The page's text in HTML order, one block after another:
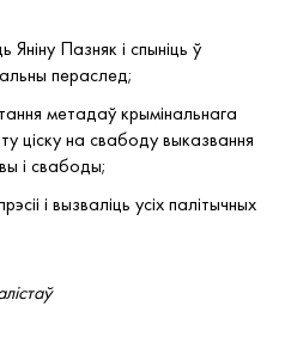
Пазняк і спыніць ў
пераслед;
метадаў крымінальнага
ціску на свабоду выказвання
і свабоды;
і вызваліць усіх палітычных